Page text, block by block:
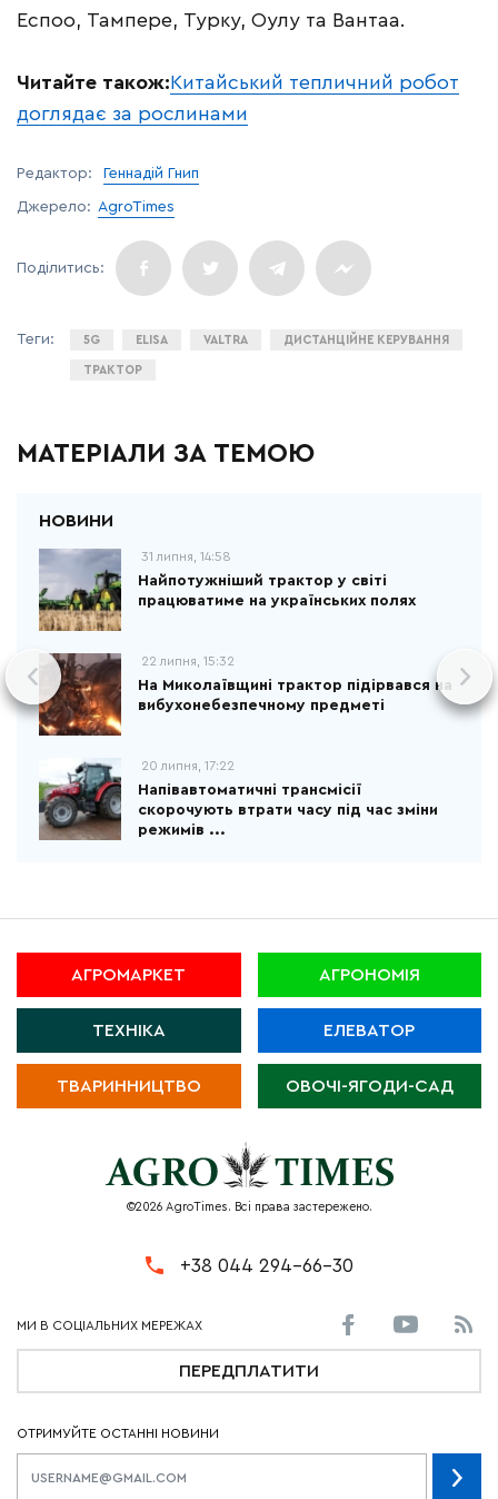
Еспоо, Тампере, Турку, Оулу та Вантаа.
Читайте також:Китайський тепличний робот
доглядає за рослинами
Редактор: Геннадій Гнип
Джерело: AgroTimes
5G ELISA VALTRA ДИСТАНЦІЙНЕ КЕРУВАННЯ
ТРАКТОР
МАТЕРІАЛИ ЗА ТЕМОЮ
31 липня, 14:58
Найпотужніший трактор у світі
працюватиме на українських полях
22 липня, 15:32
На Миколаївщині трактор підірвався на
вибухонебезпечному предметі
20 липня, 17:22
Напівавтоматичні трансмісії
скорочують втрати часу під час зміни
режимів ...
АГРОМАРКЕТ АГРОНОМІЯ
ТЕХНІКА ЕЛЕВАТОР
ТВАРИННИЦТВО ОВОЧІ-ЯГОДИ-САД
©2026 AgroTimes. Всі права застережено.
+38 044 294-66-30
ПЕРЕДПЛАТИТИ
ОТРИМУЙТЕ ОСТАННІ НОВИНИ